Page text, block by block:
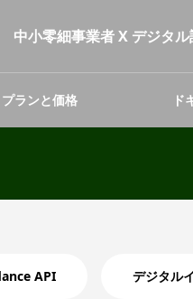
中小零細事業者 X デジタ
プランと価格 ド
API デジタル